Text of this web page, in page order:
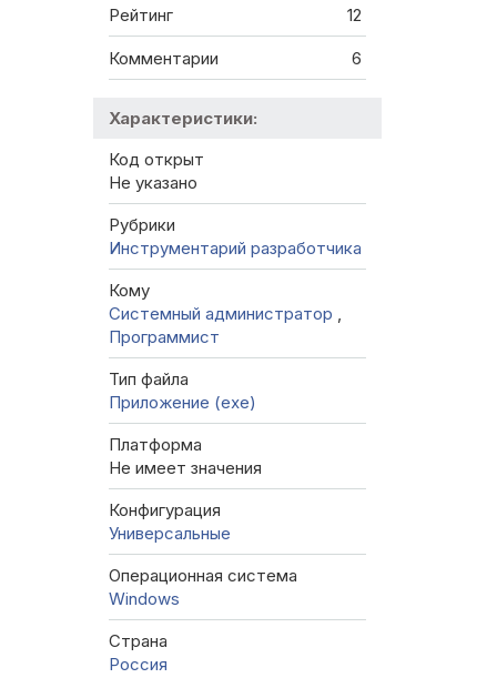
Рейтинг 12
Комментарии 6
Характеристики:
Код открыт
Не указано
Рубрики
Инструментарий разработчика
Кому
Системный администратор ,
Программист
Тип файла
Приложение (exe)
Платформа
Не имеет значения
Конфигурация
Универсальные
Операционная система
Windows
Страна
Россия